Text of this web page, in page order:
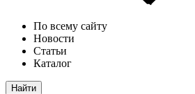
По всему сайту
Новости
Статьи
Каталог
Найти